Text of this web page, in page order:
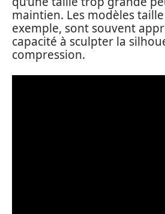
maintien. Les modèles
exemple, sont souvent
capacité à sculpter la
compression.